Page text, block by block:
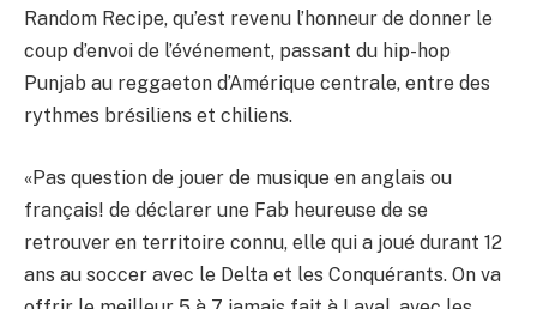
Random Recipe, qu’est revenu l’honneur de donner le
coup d’envoi de l’événement, passant du hip-hop
Punjab au reggaeton d’Amérique centrale, entre des
rythmes brésiliens et chiliens.
«Pas question de jouer de musique en anglais ou
français! de déclarer une Fab heureuse de se
retrouver en territoire connu, elle qui a joué durant 12
ans au soccer avec le Delta et les Conquérants. On va